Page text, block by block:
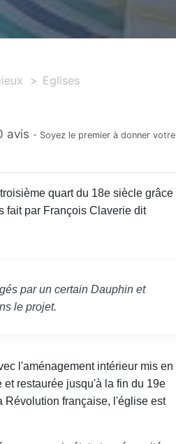
Eglises
avis - Soyez le premier à donner votre
quart du 18e siècle grâce
fait par François Claverie dit
par un certain Dauphin et
le projet.
l'aménagement intérieur mis en
restaurée jusqu'à la fin du 19e
Révolution française, l'église est